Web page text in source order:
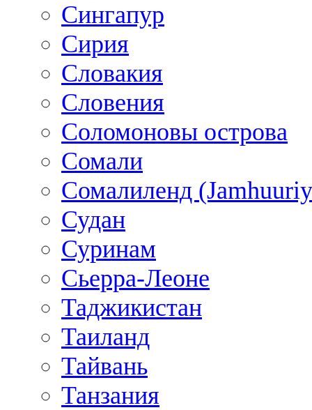
Сингапур
Сирия
Словакия
Словения
Соломоновы острова
Сомали
Сомалиленд
Судан
Суринам
Сьерра-Леоне
Таджикистан
Таиланд
Тайвань
Танзания